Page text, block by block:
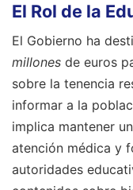
El Rol de la
El Gobierno ha
millones de euros
sobre la tenencia
informar a la
implica mantener
atención médica y
autoridades